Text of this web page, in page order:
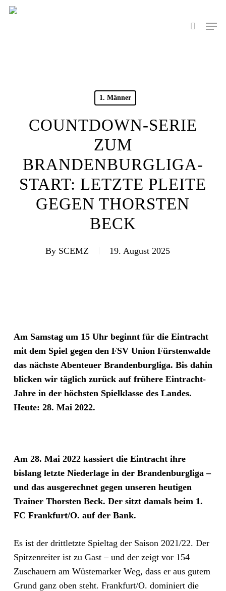
Skip
search
Menu
1. Männer
COUNTDOWN-SERIE
ZUM
BRANDENBURGLIGA-
START: LETZTE PLEITE
GEGEN THORSTEN
BECK
By SCEMZ 19. August 2025
Am Samstag um 15 Uhr beginnt für die Eintracht
mit dem Spiel gegen den FSV Union Fürstenwalde
das nächste Abenteuer Brandenburgliga. Bis dahin
blicken wir täglich zurück auf frühere Eintracht-
Jahre in der höchsten Spielklasse des Landes.
Heute: 28. Mai 2022.
Am 28. Mai 2022 kassiert die Eintracht ihre
bislang letzte Niederlage in der Brandenburgliga –
und das ausgerechnet gegen unseren heutigen
Trainer Thorsten Beck. Der sitzt damals beim 1.
FC Frankfurt/O. auf der Bank.
Es ist der drittletzte Spieltag der Saison 2021/22. Der
Spitzenreiter ist zu Gast – und der zeigt vor 154
Zuschauern am Wüstemarker Weg, dass er aus gutem
Grund ganz oben steht. Frankfurt/O. dominiert die